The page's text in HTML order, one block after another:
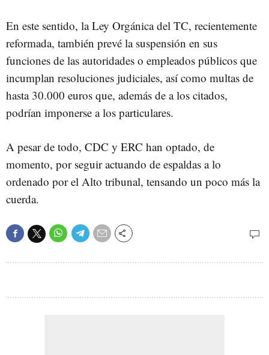
En este sentido, la Ley Orgánica del TC, recientemente
reformada, también prevé la suspensión en sus
funciones de las autoridades o empleados públicos que
incumplan resoluciones judiciales, así como multas de
hasta 30.000 euros que, además de a los citados,
podrían imponerse a los particulares.
A pesar de todo, CDC y ERC han optado, de
momento, por seguir actuando de espaldas a lo
ordenado por el Alto tribunal, tensando un poco más la
cuerda.